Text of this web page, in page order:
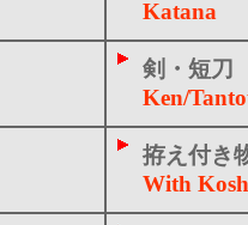
Katana
剣・短刀
Ken/
拵え付き
With